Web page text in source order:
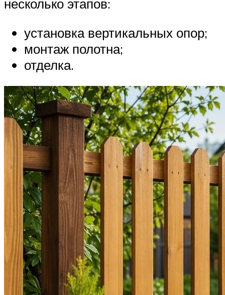
несколько этапов:
установка вертикальных опор;
монтаж полотна;
отделка.